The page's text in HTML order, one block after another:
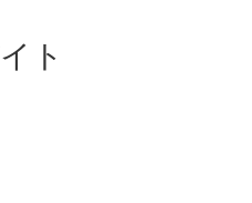
ト